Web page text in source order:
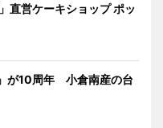
直営ケーキショップ ポッ
が10周年 小倉南産の台